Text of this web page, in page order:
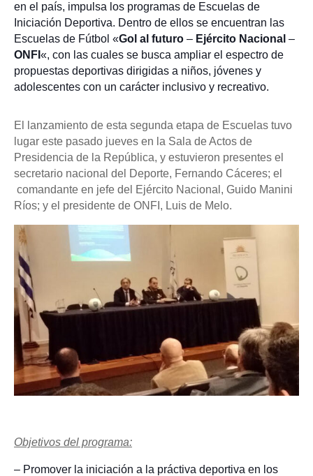
en el país, impulsa los programas de Escuelas de
Iniciación Deportiva. Dentro de ellos se encuentran las
Escuelas de Fútbol «Gol al futuro – Ejército Nacional –
ONFI «, con las cuales se busca ampliar el espectro de
propuestas deportivas dirigidas a niños, jóvenes y
adolescentes con un carácter inclusivo y recreativo.
El lanzamiento de esta segunda etapa de Escuelas tuvo
lugar este pasado jueves en la Sala de Actos de
Presidencia de la República, y estuvieron presentes el
secretario nacional del Deporte, Fernando Cáceres; el
comandante en jefe del Ejército Nacional, Guido Manini
Ríos; y el presidente de ONFI, Luis de Melo.
Objetivos del programa:
– Promover la iniciación a la práctiva deportiva en los